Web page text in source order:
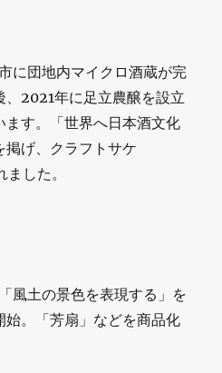
に団地内マイクロ酒蔵が完
、2021年に足立農醸を設立
ます。「世界へ日本酒文化
掲げ、クラフトサケ
した。
風土の景色を表現する」を
。「芳扇」などを商品化